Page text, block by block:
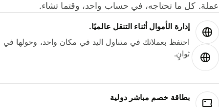
كل ما تحتاجه، في حساب واحد، وقتما تشاء.
إدارة الأموال أثناء التنقل عالميًا.
احتفظ بعملاتك في متناول اليد في مكان واحد، وحولها في
ثوانٍ.
بطاقة خصم مباشر دولية